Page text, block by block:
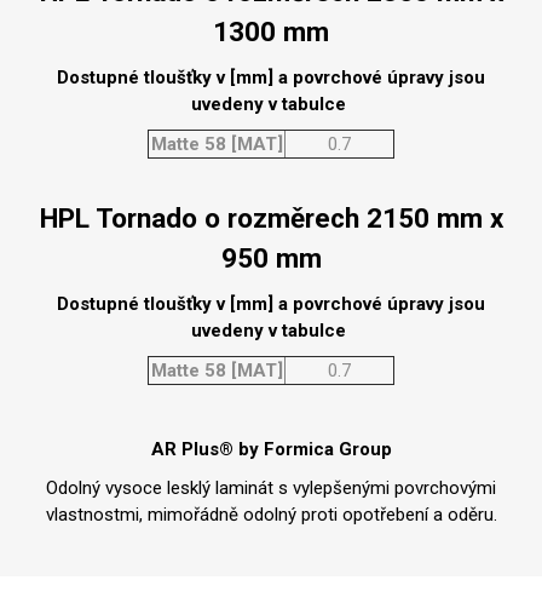
1300 mm
Dostupné tloušťky v [mm] a povrchové úpravy jsou
uvedeny v tabulce
Matte 58 [MAT]
0.7
HPL Tornado o rozměrech 2150 mm x
950 mm
Dostupné tloušťky v [mm] a povrchové úpravy jsou
uvedeny v tabulce
Matte 58 [MAT]
0.7
AR Plus® by Formica Group
Odolný vysoce lesklý laminát s vylepšenými povrchovými
vlastnostmi, mimořádně odolný proti opotřebení a oděru.